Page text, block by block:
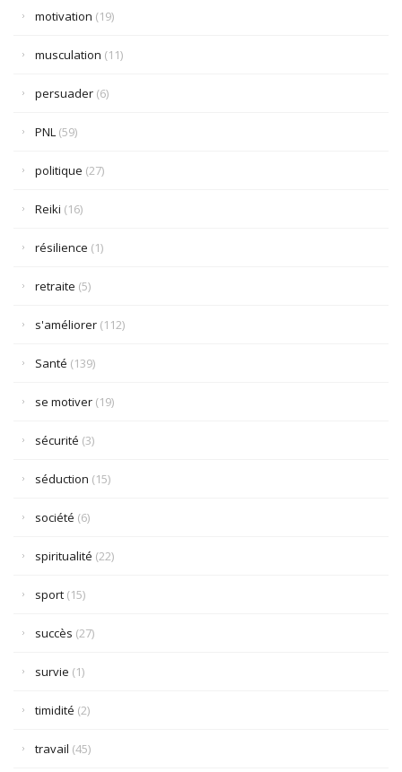
motivation (19)
musculation (11)
persuader (6)
PNL (59)
politique (27)
Reiki (16)
résilience (1)
retraite (5)
s'améliorer (112)
Santé (139)
se motiver (19)
sécurité (3)
séduction (15)
société (6)
spiritualité (22)
sport (15)
succès (27)
survie (1)
timidité (2)
travail (45)